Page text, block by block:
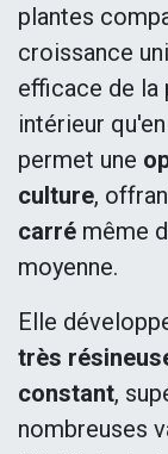
plantes
croissance
efficace de la
intérieur
permet une
culture,
carré même
moyenne.
Elle
très
constant,
nombreuses